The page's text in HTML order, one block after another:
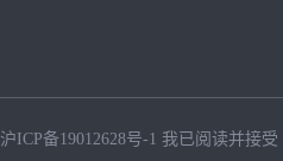
沪ICP备19012628号-1 我已阅读并接受